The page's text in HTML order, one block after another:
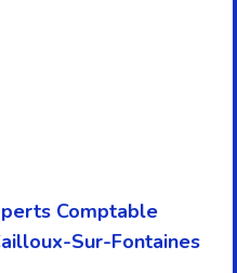
Comptable
Sur-Fontaines